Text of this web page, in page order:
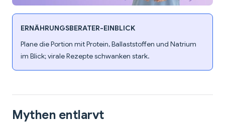
ERNÄHRUNGSBERATER-EINBLICK
Plane die Portion mit Protein, Ballaststoffen und Natrium
im Blick; virale Rezepte schwanken stark.
Mythen entlarvt